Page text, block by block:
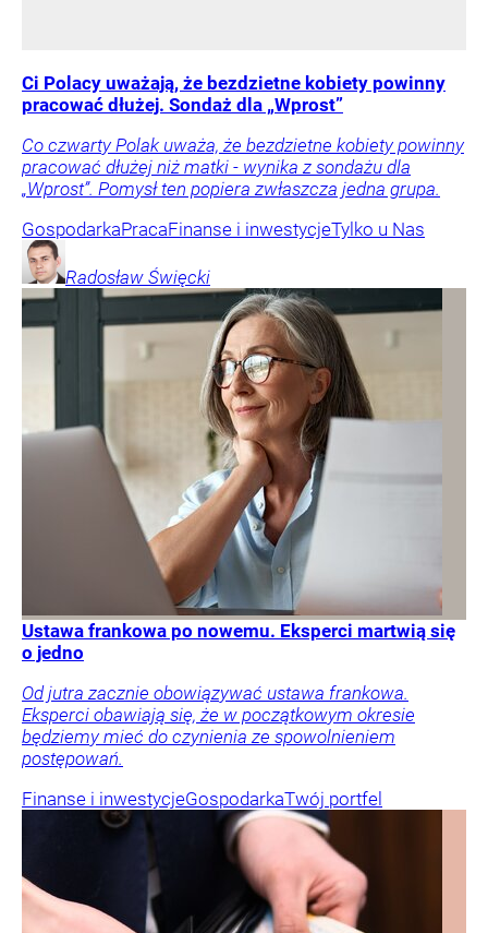
Ci Polacy uważają, że bezdzietne kobiety powinny
pracować dłużej. Sondaż dla „Wprost”
Co czwarty Polak uważa, że bezdzietne kobiety powinny
pracować dłużej niż matki - wynika z sondażu dla
„Wprost”. Pomysł ten popiera zwłaszcza jedna grupa.
GospodarkaPracaFinanse i inwestycjeTylko u Nas
Radosław Święcki
Ustawa frankowa po nowemu. Eksperci martwią się
o jedno
Od jutra zacznie obowiązywać ustawa frankowa.
Eksperci obawiają się, że w początkowym okresie
będziemy mieć do czynienia ze spowolnieniem
postępowań.
Finanse i inwestycjeGospodarkaTwój portfel